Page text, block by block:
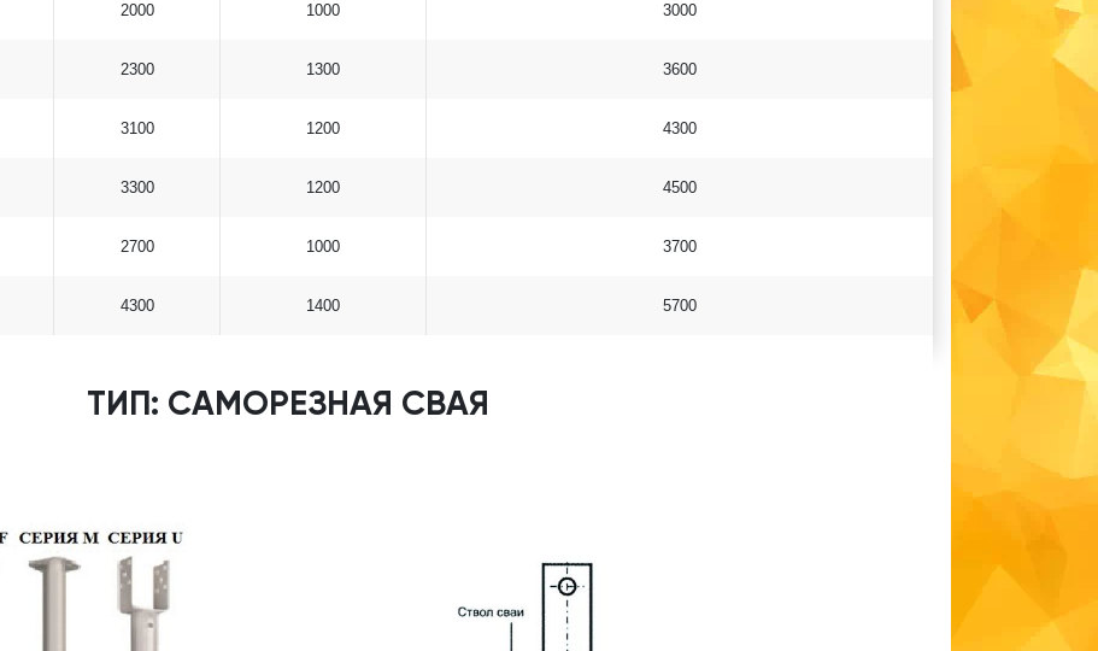
2000 1000 3000
2300 1300 3600
3100 1200 4300
3300 1200 4500
2700 1000 3700
4300 1400 5700
ТИП: САМОРЕЗНАЯ СВАЯ